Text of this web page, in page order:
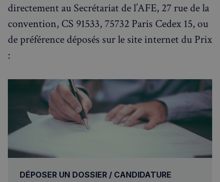
directement au Secrétariat de l’AFE, 27 rue de la
convention, CS 91533, 75732 Paris Cedex 15, ou
de préférence déposés sur le site internet du Prix
:
DÉPOSER UN DOSSIER / CANDIDATURE